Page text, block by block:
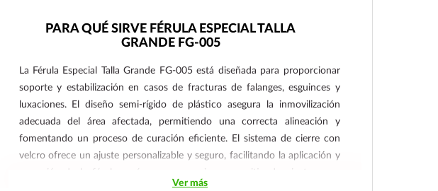
PARA QUÉ SIRVE FÉRULA ESPECIAL TALLA
GRANDE FG-005
La Férula Especial Talla Grande FG-005 está diseñada para proporcionar
soporte y estabilización en casos de fracturas de falanges, esguinces y
luxaciones. El diseño semi-rígido de plástico asegura la inmovilización
adecuada del área afectada, permitiendo una correcta alineación y
fomentando un proceso de curación eficiente. El sistema de cierre con
velcro ofrece un ajuste personalizable y seguro, facilitando la aplicación y
remoción de la férula según sea necesario, y permitiendo ajustes para
Ver más